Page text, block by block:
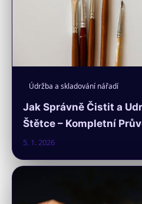
Údržba a skladování nářadí
Jak Správně Čistit a
Štětce – Kompletní
5. 1. 2026